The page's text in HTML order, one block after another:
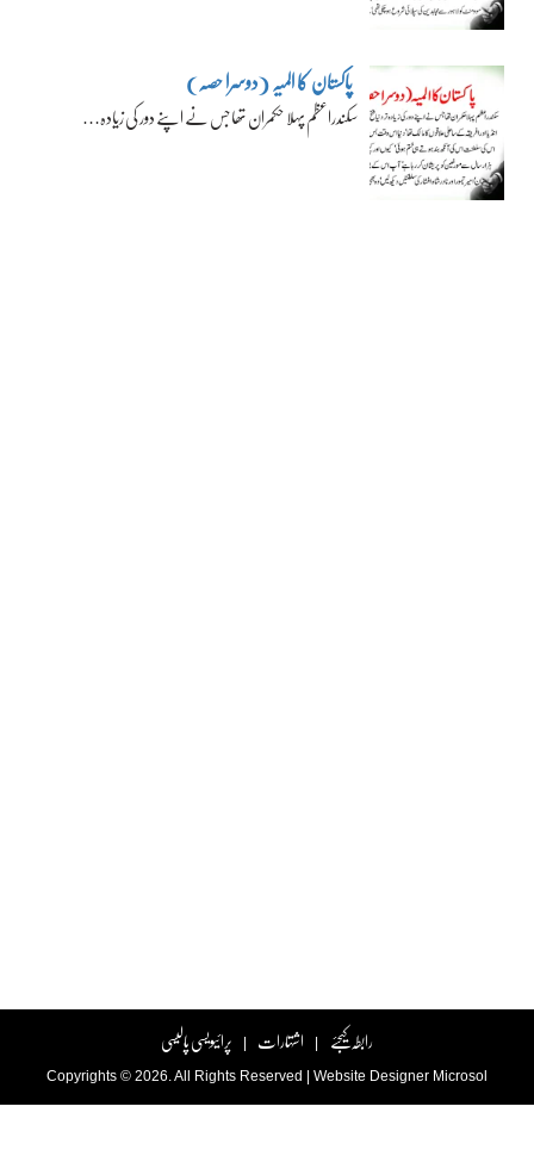
پاکستان کا المیہ (دوسرا حصہ)
سکندراعظم پہلا حکمران تھا جس نے اپنے دور کی زیادہ…
رابطہ کیجئے اشتہارات پرائیویسی پالیسی
Copyrights © 2026. All Rights Reserved | Website Designer Microsol